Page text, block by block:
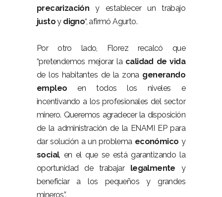
precarización y establecer un trabajo
justoy digno“, afirmó Agurto.
Por otro lado, Florez recalcó que
“pretendemos mejorar la calidad de vida
de los habitantes de la zona generando
empleo en todos los niveles e
incentivando a los profesionales del sector
minero. Queremos agradecer la disposición
de la administración de la ENAMI EP para
dar solución a un problema económico y
social, en el que se está garantizando la
oportunidad de trabajar legalmente y
beneficiar a los pequeños y grandes
mineros”.